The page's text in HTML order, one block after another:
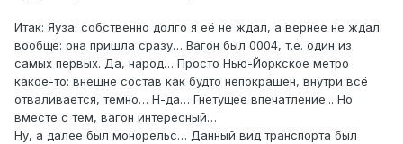
Итак: Яуза: собственно долго я её не ждал, а вернее не ждал
вообще: она пришла сразу… Вагон был 0004, т.е. один из
самых первых. Да, народ… Просто Нью-Йоркское метро
какое-то: внешне состав как будто непокрашен, внутри всё
отваливается, темно… Н-да… Гнетущее впечатление... Но
вместе с тем, вагон интересный…
Ну, а далее был монорельс… Данный вид транспорта был